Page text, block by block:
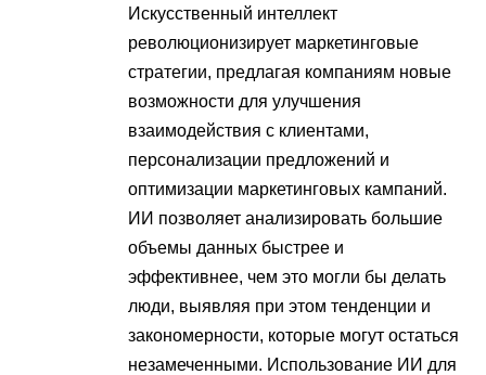
Искусственный интеллект
революционизирует маркетинговые
стратегии, предлагая компаниям новые
возможности для улучшения
взаимодействия с клиентами,
персонализации предложений и
оптимизации маркетинговых кампаний.
ИИ позволяет анализировать большие
объемы данных быстрее и
эффективнее, чем это могли бы делать
люди, выявляя при этом тенденции и
закономерности, которые могут остаться
незамеченными. Использование ИИ для